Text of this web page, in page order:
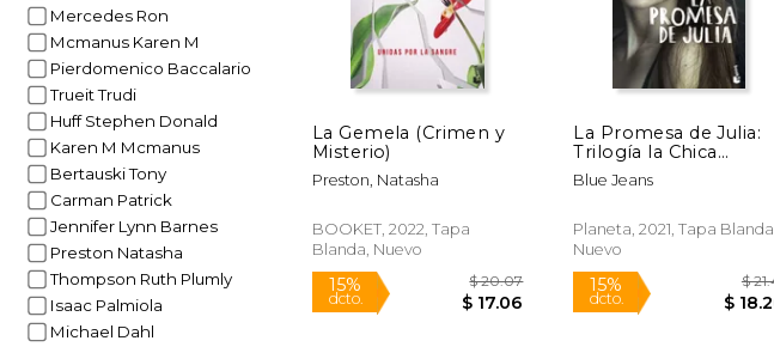
Mercedes Ron
Mcmanus Karen M
Pierdomenico Baccalario
Trueit Trudi
Huff Stephen Donald
Karen M Mcmanus
Bertauski Tony
Carman Patrick
Jennifer Lynn Barnes
Preston Natasha
Thompson Ruth Plumly
Isaac Palmiola
Michael Dahl
La Gemela (Crimen y
Misterio)
Preston, Natasha
BOOKET, 2022, Tapa
Blanda, Nuevo
La Promesa de Julia:
Trilogía la Chica
Invisible 3
Blue Jeans
Planeta, 2021, Tapa Blanda,
Nuevo